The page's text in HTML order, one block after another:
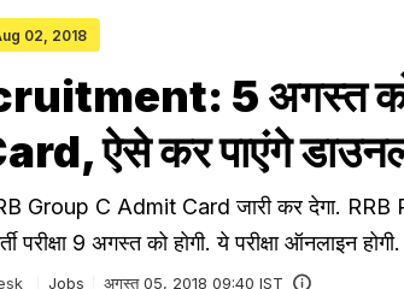
02, 2018
5 अगस्त को
ऐसे कर पाएंगे
Group C Admit Card जारी कर देगा.
परीक्षा 9 अगस्त को होगी. ये परीक्षा ऑनलाइन होगी.
Jobs अगस्त 05, 2018 09:40 IST